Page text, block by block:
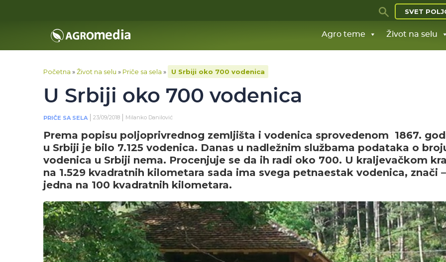
SVET
Agro teme Život na selu
Početna »Život na selu » Priče sa sela » U Srbiji oko 700 vodenica
U Srbiji oko 700 vodenica
PRIČE SA SELA 23/09/2018 Milanko Danilović
Prema popisu poljoprivrednog zemljišta i vodenica sprovedenom 1867.
u Srbiji je bilo 7.125 vodenica. Danas u nadležnim službama podataka o
vodenica u Srbiji nema. Procenjuje se da ih radi oko 700. U kraljevačkom
na 1.529 kvadratnih kilometara sada ima svega petnaestak vodenica, znači –
jedna na 100 kvadratnih kilometara.